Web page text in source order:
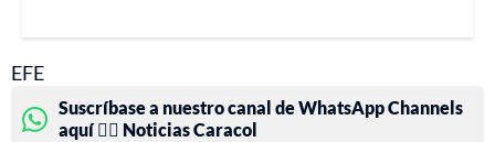
EFE
Suscríbase a nuestro canal de WhatsApp Channels
aquí 👉🏻 Noticias Caracol